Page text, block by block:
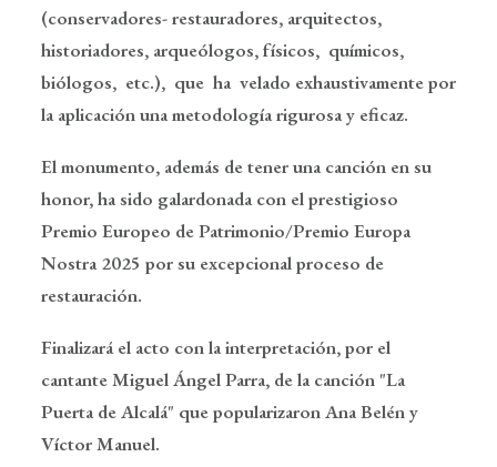
(conservadores- restauradores, arquitectos,
historiadores, arqueólogos, físicos, químicos,
biólogos, etc.), que ha velado exhaustivamente por
la aplicación una metodología rigurosa y eficaz.
El monumento, además de tener una canción en su
honor, ha sido galardonada con el prestigioso
Premio Europeo de Patrimonio/Premio Europa
Nostra 2025 por su excepcional proceso de
restauración.
Finalizará el acto con la interpretación, por el
cantante Miguel Ángel Parra, de la canción "La
Puerta de Alcalá" que popularizaron Ana Belén y
Víctor Manuel.